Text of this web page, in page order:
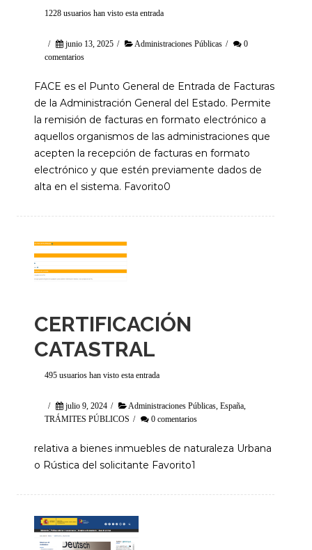
1228 usuarios han visto esta entrada
/ junio 13, 2025 / Administraciones Públicas /
0
comentarios
FACE es el Punto General de Entrada de Facturas
de la Administración General del Estado. Permite
la remisión de facturas en formato electrónico a
aquellos organismos de las administraciones que
acepten la recepción de facturas en formato
electrónico y que estén previamente dados de
alta en el sistema. Favorito0
CERTIFICACIÓN
CATASTRAL
495 usuarios han visto esta entrada
/ julio 9, 2024 / Administraciones Públicas España
TRÁMITES PÚBLICOS / 0 comentarios
relativa a bienes inmuebles de naturaleza Urbana
o Rústica del solicitante Favorito1